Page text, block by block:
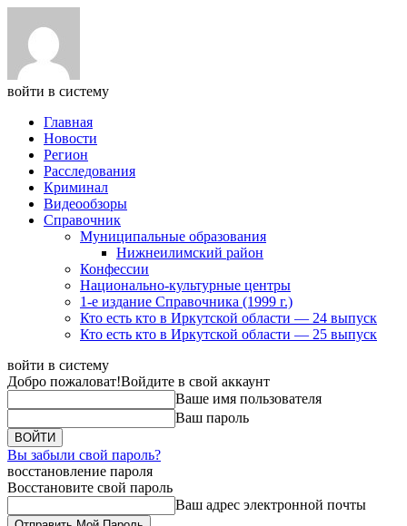
войти в систему
Главная
Новости
Регион
Расследования
Криминал
Видеообзоры
Справочник
Муниципальные образования
Нижнеилимский район
Конфессии
Национально-культурные центры
1-е издание Справочника (1999 г.)
Кто есть кто в Иркутской области — 24 выпуск
Кто есть кто в Иркутской области — 25 выпуск
войти в систему
Добро пожаловат!Войдите в свой аккаунт
Ваше имя пользователя
Ваш пароль
Вы забыли свой пароль?
восстановление пароля
Восстановите свой пароль
Ваш адрес электронной почты